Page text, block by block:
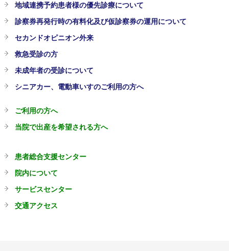
地域連携予約患者様の優先診療について
診察券再発行時の有料化及び仮診察券の運用について
セカンドオピニオン外来
救急受診の方
未成年者の受診について
シニアカー、電動車いすのご利用の方へ
ご利用の方へ
当院で出産を希望される方へ
患者総合支援センター
院内について
サービスセンター
交通アクセス